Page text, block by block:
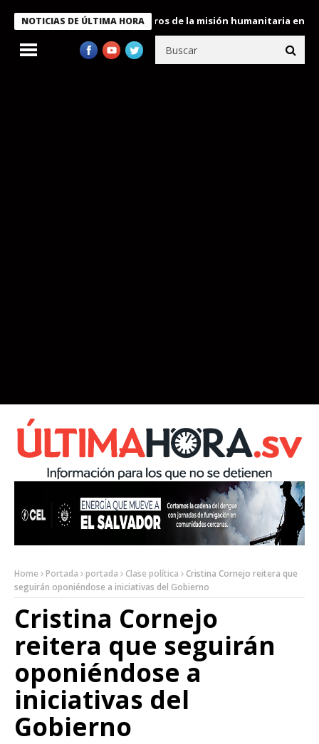
NOTICIAS DE ÚLTIMA HORA
condecora a miembros de la misión humanitaria enviada a
Home Portada portada Clase política
Cristina Cornejo reitera que
seguirán oponiéndose a iniciativas del Gobierno
Cristina Cornejo
reitera que seguirán
oponiéndose a
iniciativas del
Gobierno